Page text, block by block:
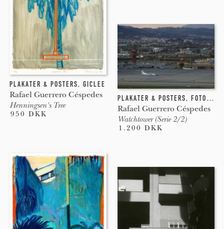
PLAKATER & POSTERS, GICLEE
Rafael Guerrero Céspedes
Henningsen's Tree
950 DKK
PLAKATER & POSTERS, FOTOGRAFI
Rafael Guerrero Céspedes
Watchtower (Serie 2/2)
1.200 DKK